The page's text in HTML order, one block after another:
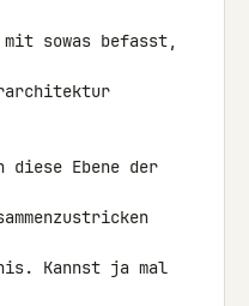
mit sowas befasst,
Ebene der
Kannst ja mal